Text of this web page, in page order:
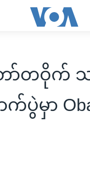
ာ်တဝိုက် သ
ပွဲမှာ